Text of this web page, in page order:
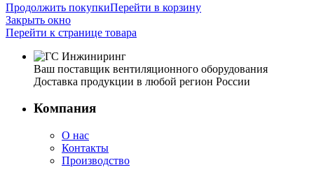
Продолжить покупкиПерейти в корзину
Закрыть окно
Перейти к странице товара
Ваш поставщик вентиляционного оборудования
Доставка продукции в любой регион России
Компания
О нас
Контакты
Производство